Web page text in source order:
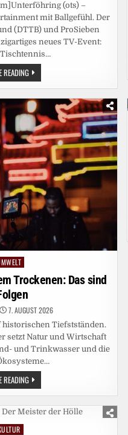
(ots) –
mit Ballgefühl. Der
(DTTB) und ProSieben
neues TV-Event:
READINGSPIELEN
IM
DOPPEL:
DER
DEUTSCHE
TISCHTENNIS-
BUND
UND
PROSIEBEN
LADEN
ZU
„DIE
PROMI
TISCHTENNIS
WM“
EIN
Trockenen: Das sind
7. AUGUST 2026
Tiefstständen.
setzt Natur und Wirtschaft
und Trinkwasser und die
READINGEUROPAS
FLÜSSE
AUF
DEM
TROCKENEN: